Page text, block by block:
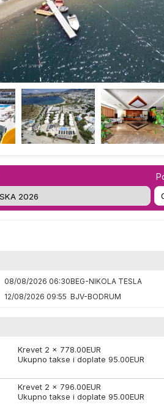
08/08/2026 06:30BEG-NIKOLA TESLA
12/08/2026 09:55 BJV-BODRUM
Krevet 2 x 778.00EUR
Ukupno takse i doplate 95.00EUR
Krevet 2 x 796.00EUR
Ukupno takse i doplate 95.00EUR